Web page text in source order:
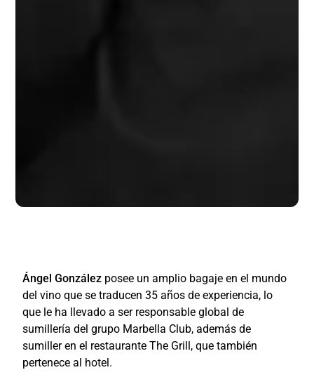
Ángel González posee un amplio bagaje en el mundo
del vino que se traducen 35 años de experiencia, lo
que le ha llevado a ser responsable global de
sumillería del grupo Marbella Club, además de
sumiller en el restaurante The Grill, que también
pertenece al hotel.